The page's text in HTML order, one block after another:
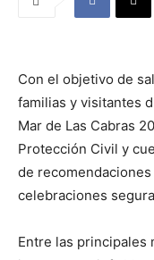
Con el objetivo de
familias y visitantes
Mar de Las Cabras
Protección Civil y
de
celebraciones
Entre las principales